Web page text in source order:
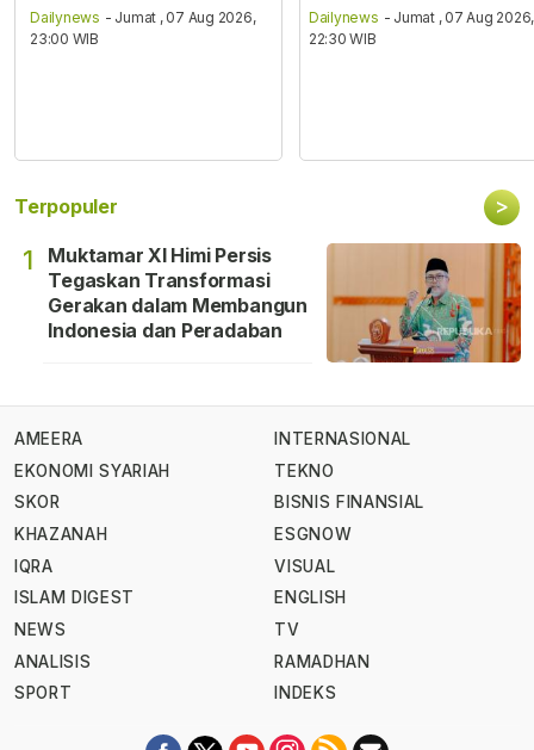
Dailynews - Jumat , 07 Aug 2026,
23:00 WIB
Dailynews - Jumat , 07 Aug 2026,
22:30 WIB
Terpopuler >
1
Muktamar XI Himi Persis
Tegaskan Transformasi
Gerakan dalam Membangun
Indonesia dan Peradaban
AMEERA
EKONOMI SYARIAH
SKOR
KHAZANAH
IQRA
ISLAM DIGEST
NEWS
ANALISIS
SPORT
INTERNASIONAL
TEKNO
BISNIS FINANSIAL
ESGNOW
VISUAL
ENGLISH
TV
RAMADHAN
INDEKS